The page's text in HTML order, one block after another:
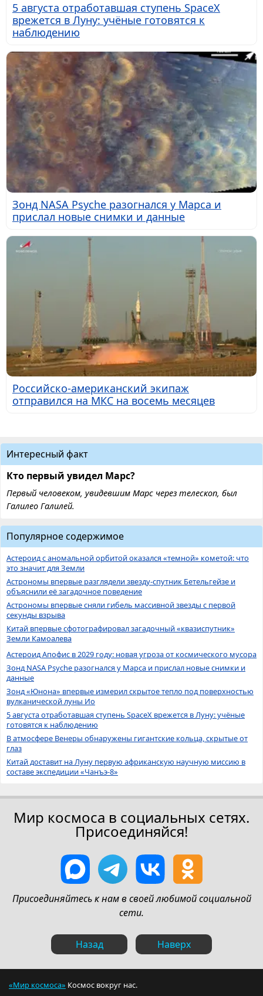
5 августа отработавшая ступень SpaceX
врежется в Луну: учёные готовятся к
наблюдению
Зонд NASA Psyche разогнался у Марса и
прислал новые снимки и данные
Российско-американский экипаж
отправился на МКС на восемь месяцев
Интересный факт
Кто первый увидел Марс?
Первый человеком, увидевшим Марс через телескоп, был
Галилео Галилей.
Популярное содержимое
Астероид с аномальной орбитой оказался «темной» кометой: что
это значит для Земли
Астрономы впервые разглядели звезду-спутник Бетельгейзе и
объяснили её загадочное поведение
Астрономы впервые сняли гибель массивной звезды с первой
секунды взрыва
Китай впервые сфотографировал загадочный «квазиспутник»
Земли Камоалева
Астероид Апофис в 2029 году: новая угроза от космического мусора
Зонд NASA Psyche разогнался у Марса и прислал новые снимки и
данные
Зонд «Юнона» впервые измерил скрытое тепло под поверхностью
вулканической луны Ио
5 августа отработавшая ступень SpaceX врежется в Луну: учёные
готовятся к наблюдению
В атмосфере Венеры обнаружены гигантские кольца, скрытые от
глаз
Китай доставит на Луну первую африканскую научную миссию в
составе экспедиции «Чанъэ-8»
Мир космоса в социальных сетях.
Присоединяйся!
Присоединяйтесь к нам в своей любимой социальной
сети.
Назад Наверх
«Мир космоса» Космос вокруг нас.